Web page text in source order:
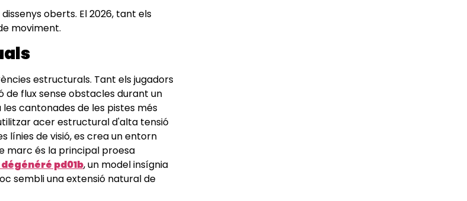
oberts. El 2026, tant els
moviment.
estructurals. Tant els jugadors
de flux sense obstacles durant un
cantonades de les pistes més
acer estructural d'alta tensió
línies de visió, es crea un entorn
marc és la principal proesa
pd01b, un model insígnia
sembli una extensió natural de